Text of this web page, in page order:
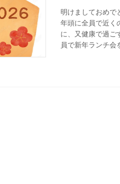
明けましておめで
年頭に全員で近く
に、又健康で過ご
員で新年ランチ